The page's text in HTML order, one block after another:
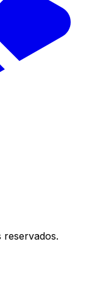
reservados.